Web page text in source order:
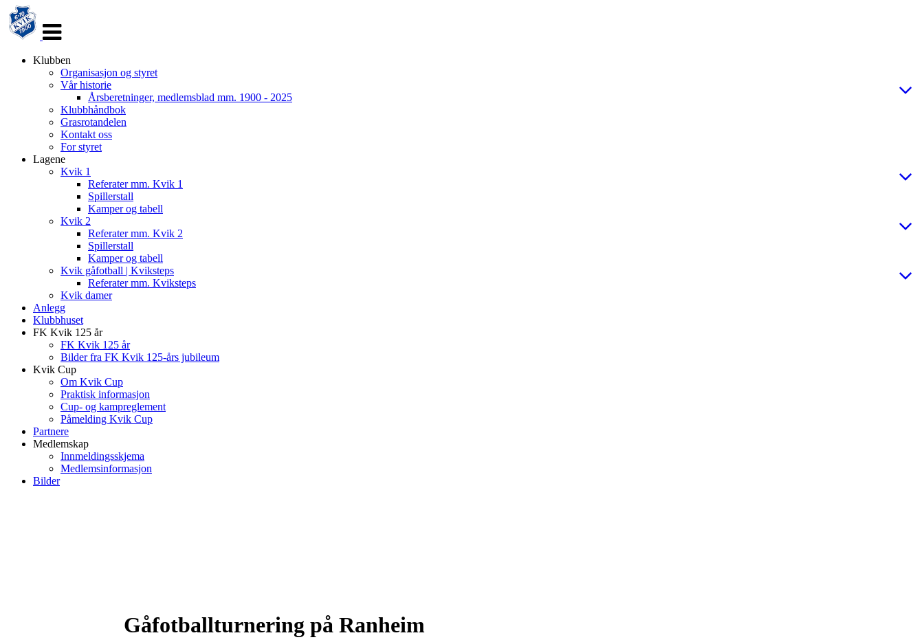
navigasjon
Klubben
Organisasjon og styret
Vår historie
Årsberetninger, medlemsblad mm. 1900 - 2025
Klubbhåndbok
Grasrotandelen
Kontakt oss
For styret
Lagene
Kvik 1
Referater mm. Kvik 1
Spillerstall
Kamper og tabell
Kvik 2
Referater mm. Kvik 2
Spillerstall
Kamper og tabell
Kvik gåfotball | Kviksteps
Referater mm. Kviksteps
Kvik damer
Anlegg
Klubbhuset
FK Kvik 125 år
FK Kvik 125 år
Bilder fra FK Kvik 125-års jubileum
Kvik Cup
Om Kvik Cup
Praktisk informasjon
Cup- og kampreglement
Påmelding Kvik Cup
Partnere
Medlemskap
Innmeldingsskjema
Medlemsinformasjon
Bilder
Gåfotballturnering på Ranheim